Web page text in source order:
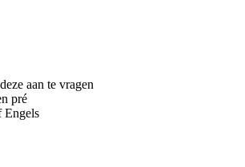
aan te vragen
pré
Engels